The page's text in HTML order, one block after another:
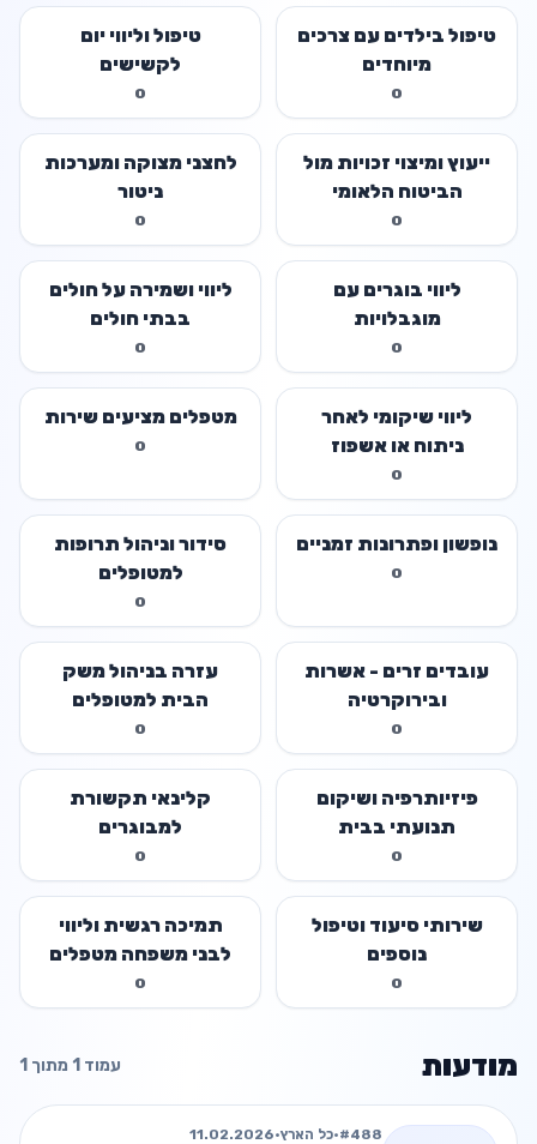
טיפול בילדים עם צרכים
מיוחדים
0
טיפול וליווי יום
לקשישים
0
ייעוץ ומיצוי זכויות מול
הביטוח הלאומי
0
לחצני מצוקה ומערכות
ניטור
0
ליווי בוגרים עם
מוגבלויות
0
ליווי ושמירה על חולים
בבתי חולים
0
ליווי שיקומי לאחר
ניתוח או אשפוז
0
מטפלים מציעים שירות
0
נופשון ופתרונות זמניים
0
סידור וניהול תרופות
למטופלים
0
עובדים זרים - אשרות
ובירוקרטיה
0
עזרה בניהול משק
הבית למטופלים
סיעודיים
0
פיזיותרפיה ושיקום
תנועתי בבית
0
קלינאי תקשורת
למבוגרים
0
שירותי סיעוד וטיפול
נוספים
0
תמיכה רגשית וליווי
לבני משפחה מטפלים
0
מודעות עמוד 1 מתוך 1
#488
•כל הארץ•
11.02.2026